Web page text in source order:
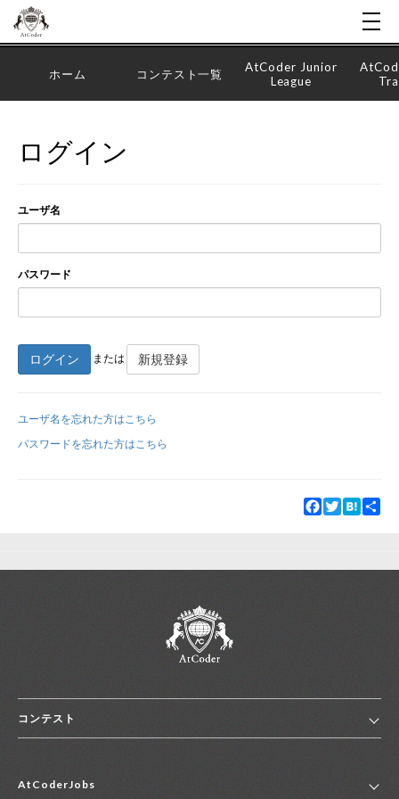
新規登録
ホーム コンテスト一覧
AtCoder Junior
League
ログイン
ユーザ名
パスワード
ログイン または 新規登録
ユーザ名を忘れた方はこちら
パスワードを忘れた方はこちら
Facebook
TwitterHatena
コンテスト
コンテスト一覧
AtCoderJobs